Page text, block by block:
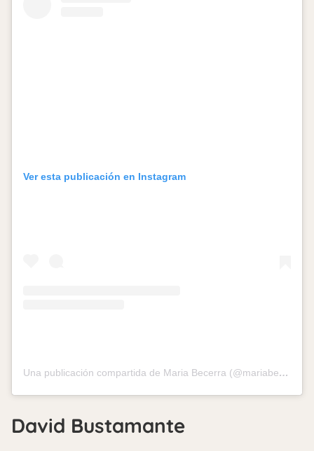
Ver esta publicación en Instagram
Una publicación compartida de Maria Becerra (@mariabecerra)
David Bustamante